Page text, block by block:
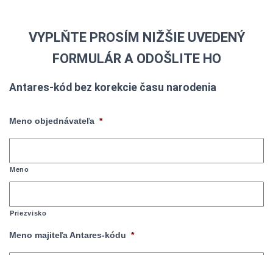
VYPLŇTE PROSÍM NIŽŠIE UVEDENÝ
FORMULÁR A ODOŠLITE HO
Antares-kód bez korekcie času narodenia
Meno objednávateľa *
Meno
Priezvisko
Meno majiteľa Antares-kódu *